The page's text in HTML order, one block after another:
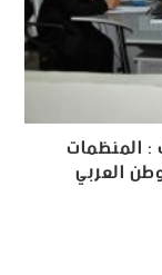
المنظمات
العربي